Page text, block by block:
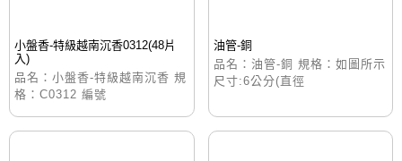
小盤香-特級越南沉香0312(48片
入)
品名：小盤香-特級越南沉香 規
格：C0312 編號
油管-銅
品名：油管-銅 規格：如圖所示
尺寸:6公分(直徑